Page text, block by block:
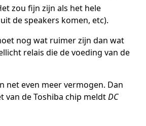
zou fijn zijn als het hele
de speakers komen, etc).
nog wat ruimer zijn dan wat
relais die de voeding van de
net even meer vermogen. Dan
van de Toshiba chip meldtDC